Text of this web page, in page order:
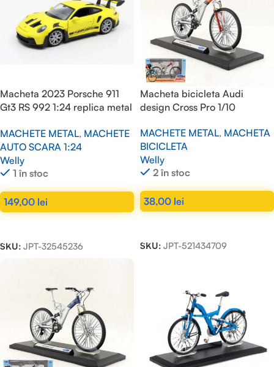
Macheta 2023 Porsche 911
Gt3 RS 992 1:24 replica metal
MACHETE METAL, MACHETE
AUTO SCARA 1:24
Welly
1 în stoc
149,00 lei
SKU: JPT-32545236
Macheta bicicleta Audi
design Cross Pro 1/10
MACHETE METAL, MACHETA
BICICLETA
Welly
2 în stoc
38,00 lei
SKU: JPT-521434709